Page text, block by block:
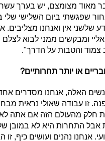
מאוד מצומצם, יש בערך
שפגשתי ביום השלישי שלי
שלשני אין ואנחנו מצליבים.
ומבקשים ממני לבוא לצלם
והטבות על הדרך".
או יותר תחרותיים?
האלה, אנחנו מסדרים
זו עבודה שאולי נראית
חלק מהעולם הזה אם אתה
התחרות היא לא במובן
נהנים ועושים כיף, זו